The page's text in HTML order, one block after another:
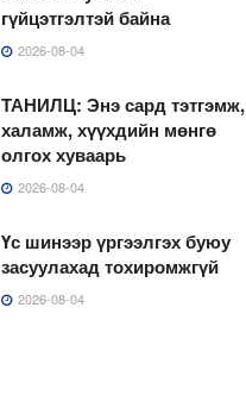
гүйцэтгэлтэй байна
2026-08-04
ТАНИЛЦ: Энэ сард тэтгэмж,
халамж, хүүхдийн мөнгө
олгох хуваарь
2026-08-04
Үс шинээр үргээлгэх буюу
засуулахад тохиромжгүй
2026-08-04